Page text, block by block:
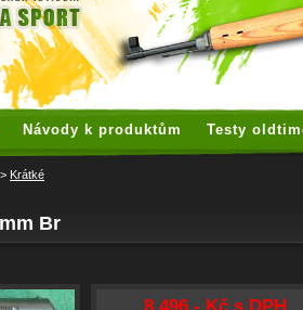
Návody k produktům Testy
> Krátké
Br